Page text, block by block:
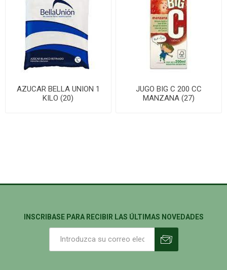
AZUCAR BELLA UNION 1
KILO (20)
JUGO BIG C 200 CC
MANZANA (27)
INSCRIBASE PARA RECIBIR LAS ÚLTIMAS NOVEDADES